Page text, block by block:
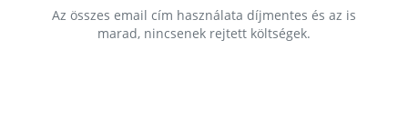
Az összes email cím használata díjmentes és az is
marad, nincsenek rejtett költségek.